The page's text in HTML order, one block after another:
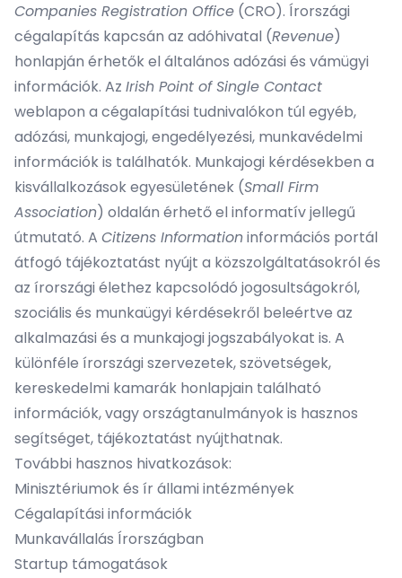
Companies Registration Office (CRO). Írországi
cégalapítás kapcsán az adóhivatal (Revenue)
honlapján érhetők el általános adózási és vámügyi
információk. Az Irish Point of Single Contact
weblapon a cégalapítási tudnivalókon túl egyéb,
adózási, munkajogi, engedélyezési, munkavédelmi
információk is találhatók. Munkajogi kérdésekben a
kisvállalkozások egyesületének (Small Firm
Association) oldalán érhető el informatív jellegű
útmutató. A Citizens Informationinformációs portál
átfogó tájékoztatást nyújt a közszolgáltatásokról és
az írországi élethez kapcsolódó jogosultságokról,
szociális és munkaügyi kérdésekről beleértve az
alkalmazási és a munkajogi jogszabályokat is. A
különféle írországi szervezetek,szövetségek,
kereskedelmi kamarák honlapjain található
információk, vagy országtanulmányok is hasznos
segítséget, tájékoztatást nyújthatnak.
További hasznos hivatkozások:
Minisztériumok és ír állami intézmények
Cégalapítási információk
Munkavállalás Írországban
Startup támogatások